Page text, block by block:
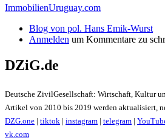
ImmobilienUruguay.com
Blog von pol. Hans Emik-Wurst
Anmelden um Kommentare zu
DZiG.de
Deutsche ZivilGesellschaft: Wirtschaft, Kultur
Artikel von 2010 bis 2019 werden aktualisiert,
DZG.one | tiktok | instagram | telegram |
vk.com